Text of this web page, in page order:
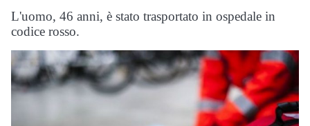
L'uomo, 46 anni, è stato trasportato in ospedale in
codice rosso.